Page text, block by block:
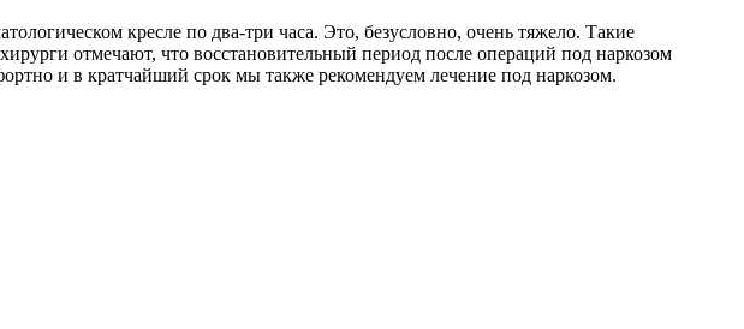
кресле по два-три часа. Это, безусловно, очень тяжело. Такие
отмечают, что восстановительный период после операций под наркозом
и в кратчайший срок мы также рекомендуем лечение под наркозом.